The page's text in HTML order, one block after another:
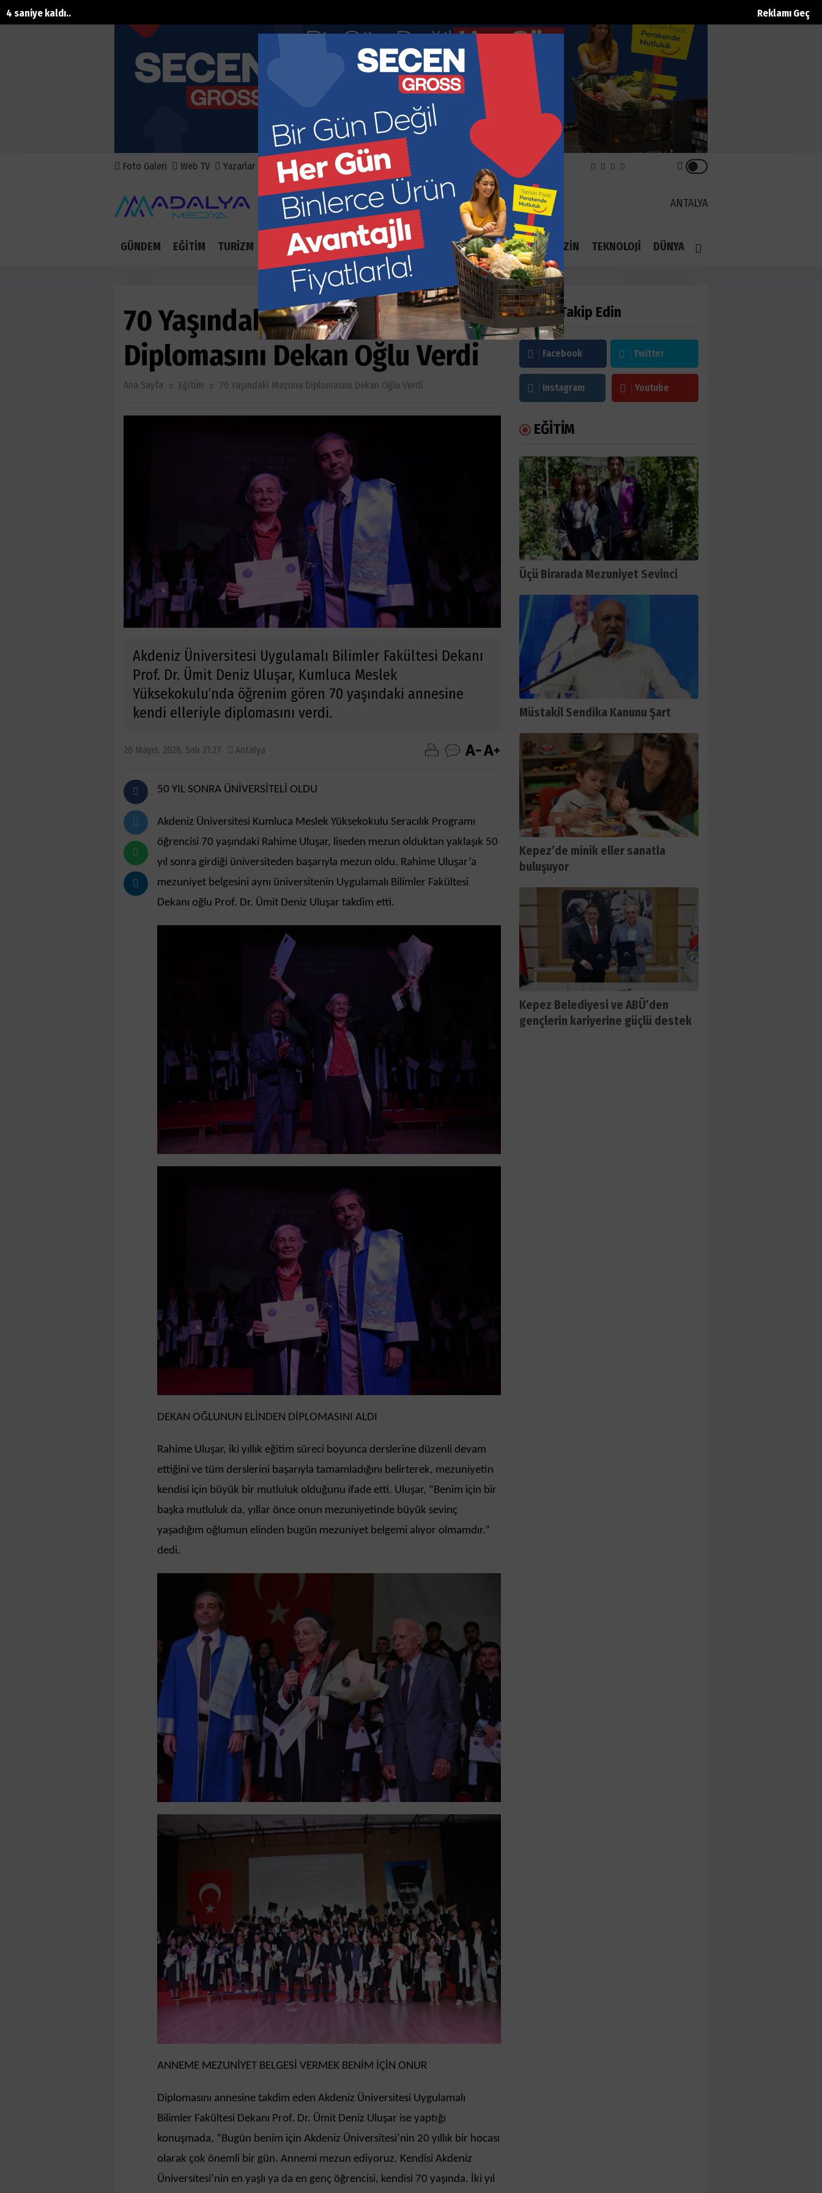
Reklamı Geç
2 saniye kaldı..
Foto Galeri Web TV Yazarlar Anketler Nöbetçi Eczaneler
DOLAR
44.895
EURO
52.8913
GR ALTIN
6966.2
ÇEYREK
4491.1
ANTALYA
GÜNDEM EĞİTİM TURİZM EKONOMİ KÜLTÜR SANAT SAĞLIK SPOR SİYASET MAGAZİN TEKNOLOJİ DÜNYA
70 Yaşındaki Mezuna
Diplomasını Dekan Oğlu Verdi
Ana Sayfa Eğitim 70 Yaşındaki Mezuna Diplomasını Dekan Oğlu Verdi
Akdeniz Üniversitesi Uygulamalı Bilimler Fakültesi Dekanı
Prof. Dr. Ümit Deniz Uluşar, Kumluca Meslek
Yüksekokulu’nda öğrenim gören 70 yaşındaki annesine
kendi elleriyle diplomasını verdi.
26 Mayıs, 2026, Salı 21:27 Antalya
50 YIL SONRA ÜNİVERSİTELİ OLDU
Akdeniz Üniversitesi Kumluca Meslek Yüksekokulu Seracılık Programı
öğrencisi 70 yaşındaki Rahime Uluşar, liseden mezun olduktan yaklaşık 50
yıl sonra girdiği üniversiteden başarıyla mezun oldu. Rahime Uluşar’a
mezuniyet belgesini aynı üniversitenin Uygulamalı Bilimler Fakültesi
Dekanı oğlu Prof. Dr. Ümit Deniz Uluşar takdim etti.
DEKAN OĞLUNUN ELİNDEN DİPLOMASINI ALDI
Rahime Uluşar, iki yıllık eğitim süreci boyunca derslerine düzenli devam
ettiğini ve tüm derslerini başarıyla tamamladığını belirterek, mezuniyetin
kendisi için büyük bir mutluluk olduğunu ifade etti. Uluşar, “Benim için bir
başka mutluluk da, yıllar önce onun mezuniyetinde büyük sevinç
yaşadığım oğlumun elinden bugün mezuniyet belgemi alıyor olmamdır.”
dedi.
ANNEME MEZUNİYET BELGESİ VERMEK BENİM İÇİN ONUR
Diplomasını annesine takdim eden Akdeniz Üniversitesi Uygulamalı
Bilimler Fakültesi Dekanı Prof. Dr. Ümit Deniz Uluşar ise yaptığı
konuşmada, “Bugün benim için Akdeniz Üniversitesi’nin 20 yıllık bir hocası
olarak çok önemli bir gün. Annemi mezun ediyoruz. Kendisi Akdeniz
Üniversitesi’nin en yaşlı ya da en genç öğrencisi, kendisi 70 yaşında. İki yıl
Bizi Takip Edin
Facebook Twitter
Instagram Youtube
EĞİTİM
Üçü Birarada Mezuniyet Sevinci
Müstakil Sendika Kanunu Şart
Kepez’de minik eller sanatla
buluşuyor
Kepez Belediyesi ve ABÜ’den
gençlerin kariyerine güçlü destek